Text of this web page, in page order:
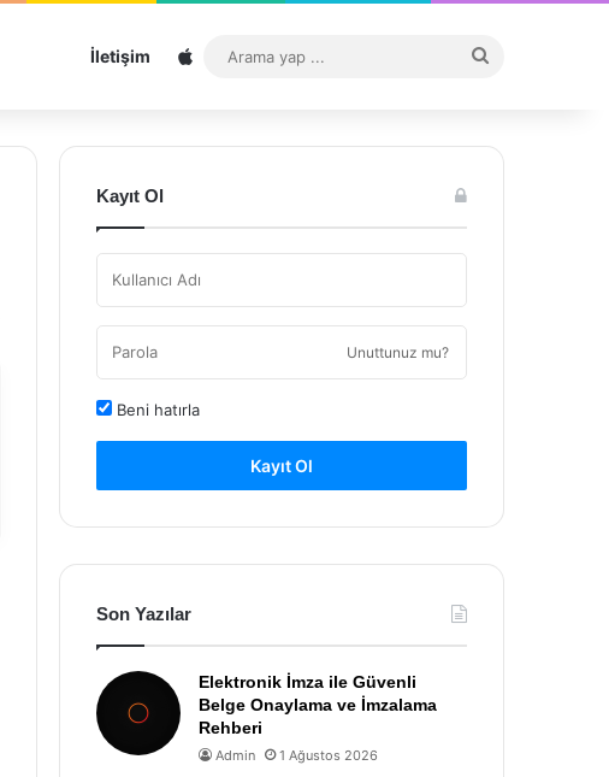
İletişim Sitemap
...
Kayıt Ol
Unuttunuz mu?
Beni hatırla
Kayıt Ol
Son Yazılar
Elektronik İmza ile Güvenli
Belge Onaylama ve İmzalama
Rehberi
Admin 1 Ağustos 2026